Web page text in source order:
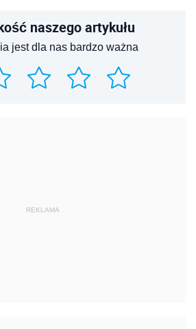
naszego artykułu
jest dla nas bardzo ważna
REKLAMA